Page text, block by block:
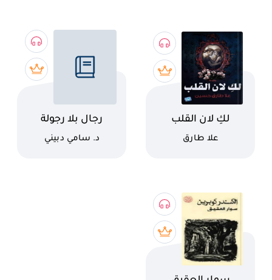
اسم الكتاب
لكِ لان القلب
كاتب
علا طارق
اسم الكتاب
رجال بلا رجولة
كاتب
د. سامي دبيني